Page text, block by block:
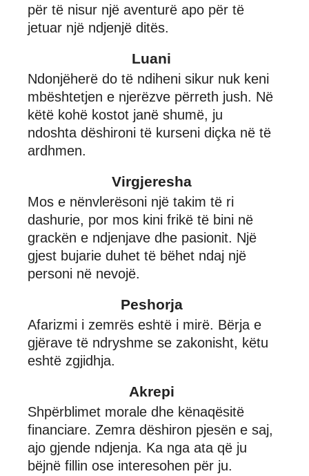
për të nisur një aventurë apo për të
jetuar një ndjenjë ditës.
Luani
Ndonjëherë do të ndiheni sikur nuk keni
mbështetjen e njerëzve përreth jush. Në
këtë kohë kostot janë shumë, ju
ndoshta dëshironi të kurseni diçka në të
ardhmen.
Virgjeresha
Mos e nënvlerësoni një takim të ri
dashurie, por mos kini frikë të bini në
grackën e ndjenjave dhe pasionit. Një
gjest bujarie duhet të bëhet ndaj një
personi në nevojë.
Peshorja
Afarizmi i zemrës eshtë i mirë. Bërja e
gjërave të ndryshme se zakonisht, këtu
eshtë zgjidhja.
Akrepi
Shpërblimet morale dhe kënaqësitë
financiare. Zemra dëshiron pjesën e saj,
ajo gjende ndjenja. Ka nga ata që ju
bëjnë fillin ose interesohen për ju.